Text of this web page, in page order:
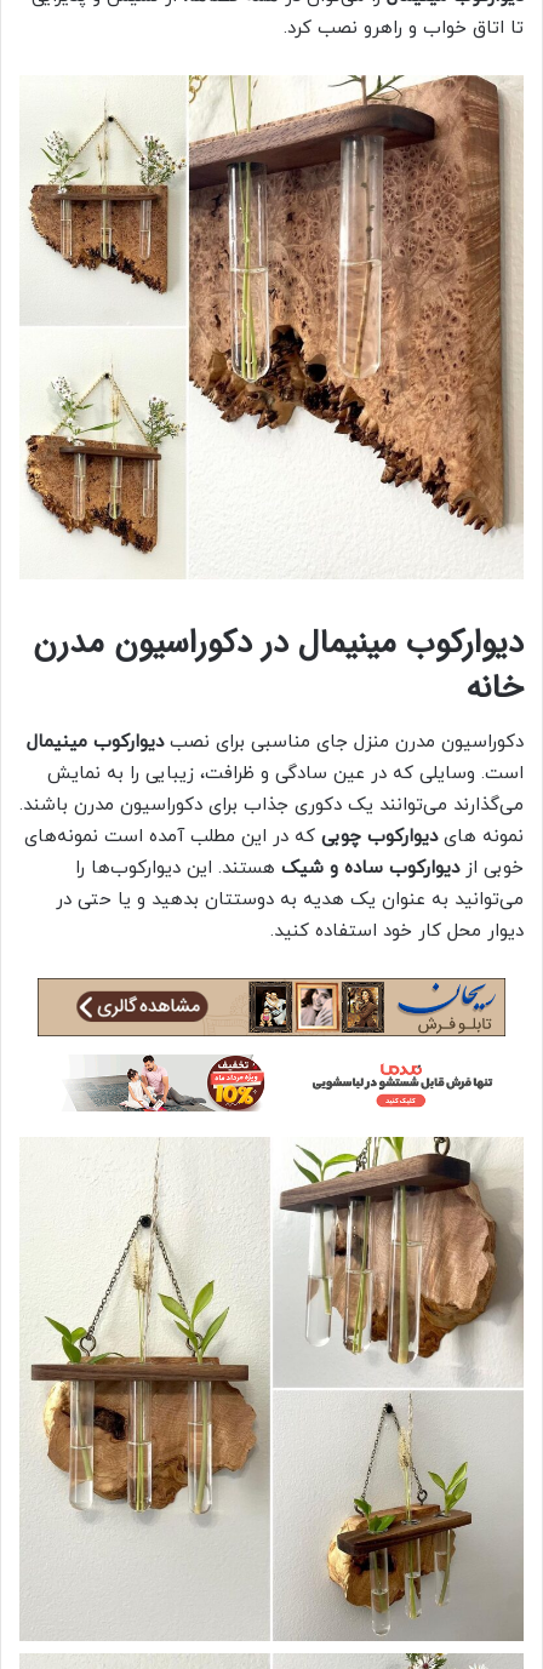
تا اتاق خواب و راهرو نصب کرد.
دیوارکوب مینیمال در دکوراسیون مدرن
خانه
دکوراسیون مدرن منزل جای مناسبی برای نصبدیوارکوب مینیمال
است. وسایلی که در عین سادگی و ظرافت، زیبایی را به نمایش
می‌گذارند می‌توانند یک دکوری جذاب برای دکوراسیون مدرن باشند.
نمونه هایدیوارکوب چوبی که در این مطلب آمده است نمونه‌های
خوبی ازدیوارکوب ساده و شیک هستند. این دیوارکوب‌ها را
می‌توانید به عنوان یک هدیه به دوستتان بدهید و یا حتی در
دیوار محل کار خود استفاده کنید.